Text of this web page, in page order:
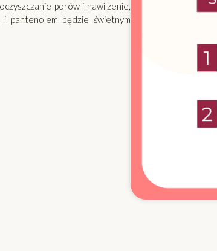
porów i nawilżenie,
pantenolem będzie świetnym